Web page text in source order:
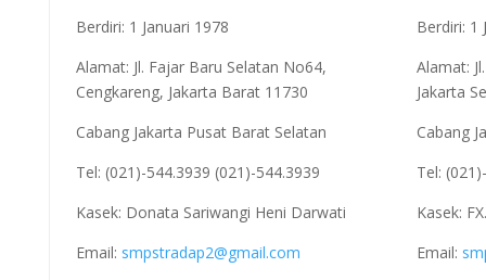
Berdiri: 1 Januari 1978
Alamat: Jl. Fajar Baru Selatan No64,
Cengkareng, Jakarta Barat 11730
Cabang Jakarta Pusat Barat Selatan
Tel: (021)-544.3939 (021)-544.3939
Kasek: Donata Sariwangi Heni Darwati
Email: smpstradap2@gmail.com
Berdiri: 1
Alamat:
Jakarta
Cabang
Tel:
Kasek:
Email: